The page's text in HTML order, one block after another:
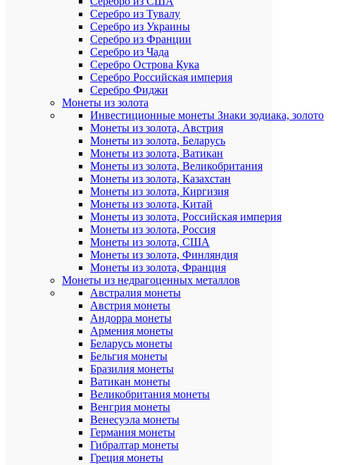
Серебро из Тувалу
Серебро из Украины
Серебро из Франции
Серебро из Чада
Серебро Острова Кука
Серебро Российская империя
Серебро Фиджи
Монеты из золота
Инвестиционные монеты Знаки зодиака, золото
Монеты из золота, Австрия
Монеты из золота, Беларусь
Монеты из золота, Ватикан
Монеты из золота, Великобритания
Монеты из золота, Казахстан
Монеты из золота, Киргизия
Монеты из золота, Китай
Монеты из золота, Российская империя
Монеты из золота, Россия
Монеты из золота, США
Монеты из золота, Финляндия
Монеты из золота, Франция
Монеты из недрагоценных металлов
Австралия монеты
Австрия монеты
Андорра монеты
Армения монеты
Беларусь монеты
Бельгия монеты
Бразилия монеты
Ватикан монеты
Великобритания монеты
Венгрия монеты
Венесуэла монеты
Германия монеты
Гибралтар монеты
Греция монеты